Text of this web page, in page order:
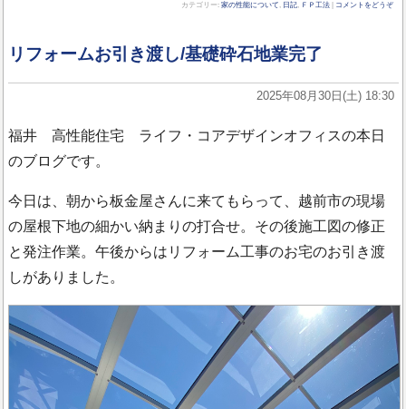
カテゴリー: 家の性能について, 日記, ＦＰ工法 コメントをどうぞ
リフォームお引き渡し/基礎砕石地業完了
2025年08月30日(土) 18:30
福井 高性能住宅 ライフ・コアデザインオフィスの本日
のブログです。
今日は、朝から板金屋さんに来てもらって、越前市の現場
の屋根下地の細かい納まりの打合せ。その後施工図の修正
と発注作業。午後からはリフォーム工事のお宅のお引き渡
しがありました。